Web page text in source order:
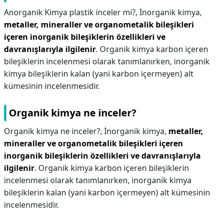
Anorganik Kimya plastik inceler mi?, İnorganik kimya,
metaller, mineraller ve organometalik bileşikleri
içeren inorganik bileşiklerin özellikleri ve
davranışlarıyla ilgilenir. Organik kimya karbon içeren
bileşiklerin incelenmesi olarak tanımlanırken, inorganik
kimya bileşiklerin kalan (yani karbon içermeyen) alt
kümesinin incelenmesidir.
Organik kimya ne inceler?
Organik kimya ne inceler?, İnorganik kimya, metaller,
mineraller ve organometalik bileşikleri içeren
inorganik bileşiklerin özellikleri ve davranışlarıyla
ilgilenir. Organik kimya karbon içeren bileşiklerin
incelenmesi olarak tanımlanırken, inorganik kimya
bileşiklerin kalan (yani karbon içermeyen) alt kümesinin
incelenmesidir.